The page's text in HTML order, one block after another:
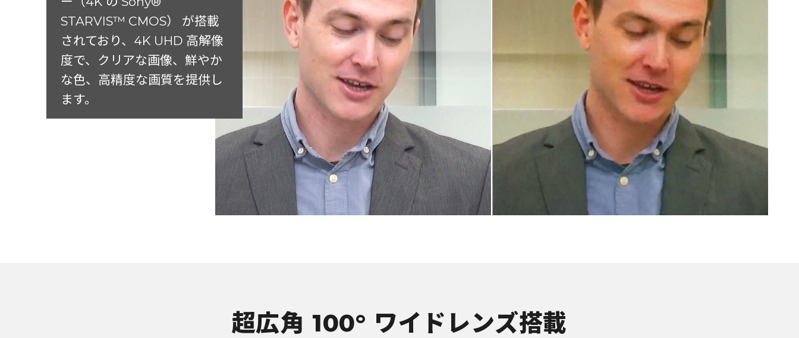
STARVIS™ CMOS） が搭載
されており、4K UHD 高解像
度で、クリアな画像、鮮やか
な色、高精度な画質を提供し
ます。
超広角 100° ワイドレンズ搭載